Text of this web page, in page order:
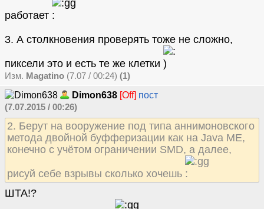
работает
3. А столкновения проверять тоже не сложно,
пиксели это и есть те же клетки
Изм. Magatino (7.07 / 00:24) (1)
Dimon638 [Off] пост
(7.07.2015 / 00:26)
2. Берут на вооружение под типа аннимоновского
метода двойной буфферизации как на Java ME,
конечно с учётом ограничении SMD, а далее,
рисуй себе взрывы сколько хочешь
ШТА!?